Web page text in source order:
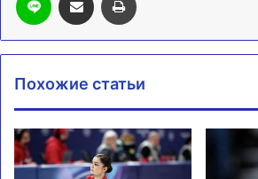
Похожие статьи